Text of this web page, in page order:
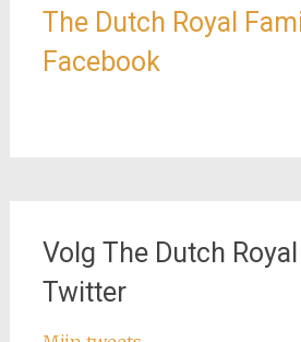
The Dutch Royal
Facebook
Volg The Dutch
Twitter